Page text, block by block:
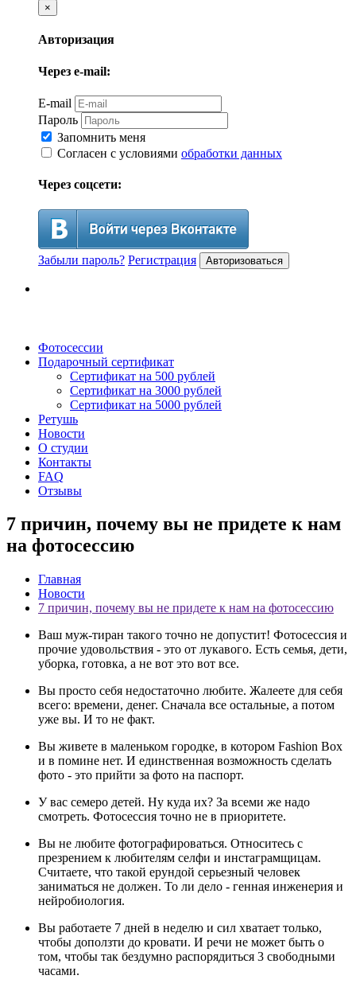
×
Авторизация
Через e-mail:
E-mail
Пароль
Запомнить меня
Согласен с условиями обработки данных
Через соцсети:
Забыли пароль? Регистрация Авторизоваться
Фотосессии
Подарочный сертификат
Сертификат на 500 рублей
Сертификат на 3000 рублей
Сертификат на 5000 рублей
Ретушь
Новости
О студии
Контакты
FAQ
Отзывы
7 причин, почему вы не придете к нам
на фотосессию
Главная
Новости
7 причин, почему вы не придете к нам на фотосессию
Ваш муж-тиран такого точно не допустит! Фотосессия и
прочие удовольствия - это от лукавого. Есть семья, дети,
уборка, готовка, а не вот это вот все.
Вы просто себя недостаточно любите. Жалеете для себя
всего: времени, денег. Сначала все остальные, а потом
уже вы. И то не факт.
Вы живете в маленьком городке, в котором Fashion Box
и в помине нет. И единственная возможность сделать
фото - это прийти за фото на паспорт.
У вас семеро детей. Ну куда их? За всеми же надо
смотреть. Фотосессия точно не в приоритете.
Вы не любите фотографироваться. Относитесь с
презрением к любителям селфи и инстаграмщицам.
Считаете, что такой ерундой серьезный человек
заниматься не должен. То ли дело - генная инженерия и
нейробиология.
Вы работаете 7 дней в неделю и сил хватает только,
чтобы доползти до кровати. И речи не может быть о
том, чтобы так бездумно распорядиться 3 свободными
часами.